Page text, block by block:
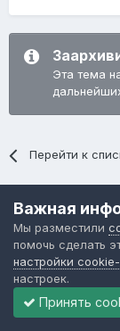
Эта тема
Перейти к
Последние
Ни одного
просматривает
Важная
Мы разместили
помочь сделать
настройки
настроек.
Принять